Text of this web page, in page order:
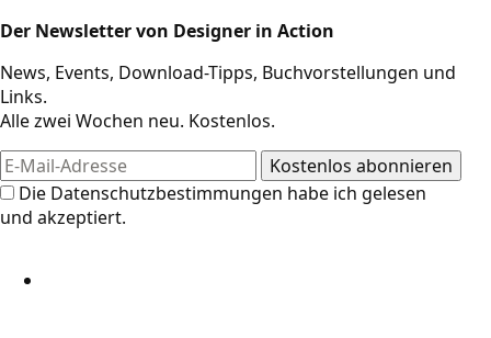
Der Newsletter von Designer in Action
News, Events, Download-Tipps, Buchvorstellungen und
Links.
Alle zwei Wochen neu. Kostenlos.
Die Datenschutzbestimmungen habe ich gelesen
und akzeptiert.